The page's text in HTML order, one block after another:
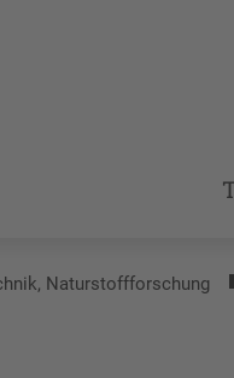
Naturstoffforschung